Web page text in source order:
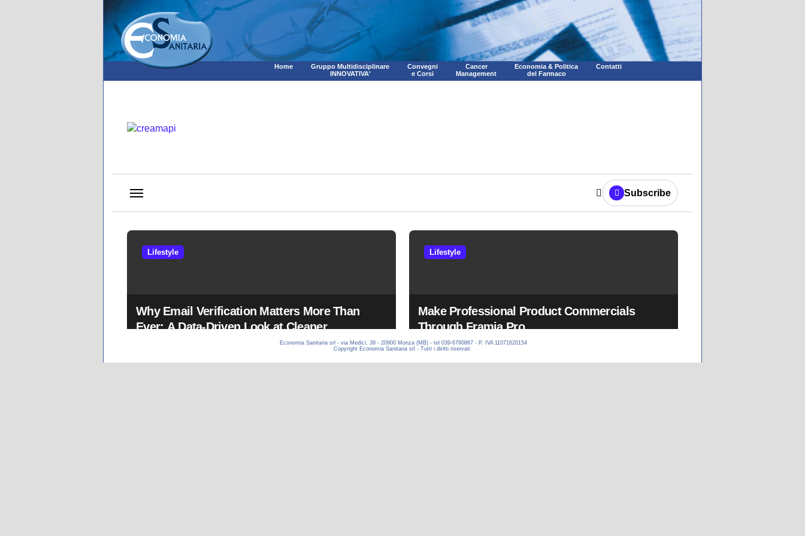
Home
Gruppo Multidisciplinare
INNOVATIVA'
Convegni
e Corsi
Cancer
Management
Economia & Politica
del Farmaco
Contatti
Economia Sanitaria srl - via Medici, 39 - 20900 Monza (MB) - tel 039-6790867 - P. IVA 11071620154
Copyright Economia Sanitaria srl - Tutti i diritti riservati